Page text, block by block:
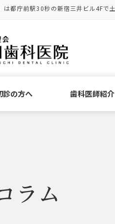
は都庁前駅30秒の新宿三井ビル4Fで
診の方へ 歯科医師紹介
ラム